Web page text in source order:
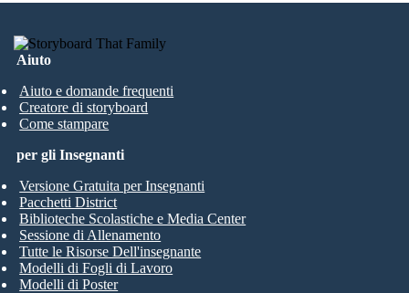
Aiuto
Aiuto e domande frequenti
Creatore di storyboard
Come stampare
per gli Insegnanti
Versione Gratuita per Insegnanti
Pacchetti District
Biblioteche Scolastiche e Media Center
Sessione di Allenamento
Tutte le Risorse Dell'insegnante
Modelli di Fogli di Lavoro
Modelli di Poster